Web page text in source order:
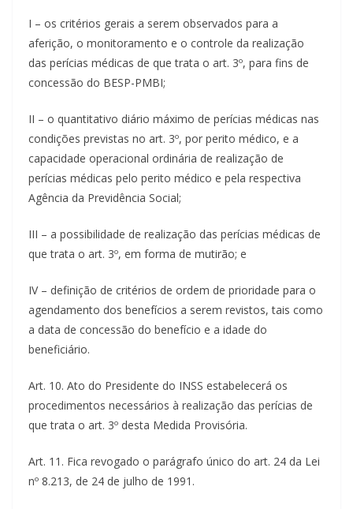
I – os critérios gerais a serem observados para a
aferição, o monitoramento e o controle da realização
das perícias médicas de que trata o art. 3º, para fins de
concessão do BESP-PMBI;
II – o quantitativo diário máximo de perícias médicas nas
condições previstas no art. 3º, por perito médico, e a
capacidade operacional ordinária de realização de
perícias médicas pelo perito médico e pela respectiva
Agência da Previdência Social;
III – a possibilidade de realização das perícias médicas de
que trata o art. 3º, em forma de mutirão; e
IV – definição de critérios de ordem de prioridade para o
agendamento dos benefícios a serem revistos, tais como
a data de concessão do benefício e a idade do
beneficiário.
Art. 10. Ato do Presidente do INSS estabelecerá os
procedimentos necessários à realização das perícias de
que trata o art. 3º desta Medida Provisória.
Art. 11. Fica revogado o parágrafo único do art. 24 da Lei
nº 8.213, de 24 de julho de 1991.